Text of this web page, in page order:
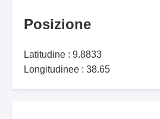
Posizione
Latitudine : 9.8833
Longitudinee : 38.65